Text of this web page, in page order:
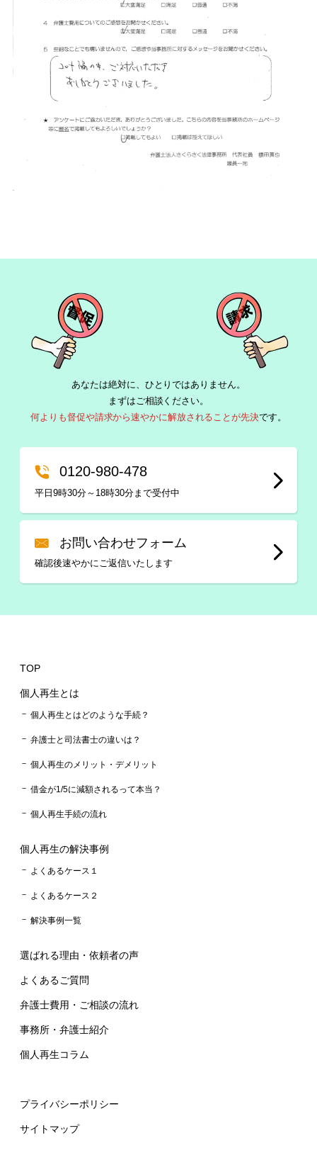
あなたは絶対に、ひとりではありません。
まずはご相談ください。
何よりも督促や請求から速やかに解放されることが先決です。
0120-980-478
平日9時30分～18時30分まで受付中
お問い合わせフォーム
確認後速やかにご返信いたします
TOP
個人再生とは
個人再生とはどのような手続？
弁護士と司法書士の違いは？
個人再生のメリット・デメリット
借金が1/5に減額されるって本当？
個人再生手続の流れ
個人再生の解決事例
よくあるケース１
よくあるケース２
解決事例一覧
選ばれる理由・依頼者の声
よくあるご質問
弁護士費用・ご相談の流れ
事務所・弁護士紹介
個人再生コラム
プライバシーポリシー
サイトマップ